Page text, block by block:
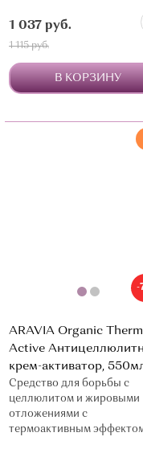
1 037 руб.
1 115 руб.
В КОРЗИНУ
-
ARAVIA Organic
Active
крем-активатор,
Средство для борьбы с
целлюлитом и жировыми
отложениями с
термоактивным